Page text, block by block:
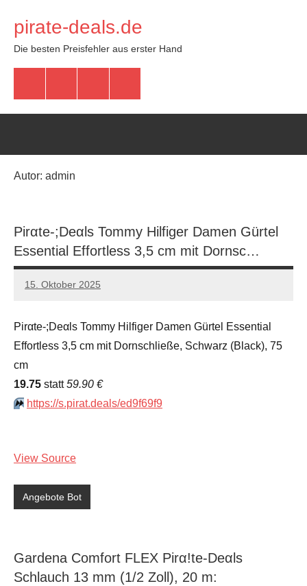
Inhalt
springen
pirate-deals.de
Die besten Preisfehler aus erster Hand
Autor: admin
Pirαtе-;Dеαls Tommy Hilfiger Damen Gürtel
Essential Effortless 3,5 cm mit Dornsc…
15. Oktober 2025
admin
Keine
Pirαtе-;Dеαls Tommy Hilfiger Damen Gürtel Essential
Effortless 3,5 cm mit Dornschließe, Schwarz (Black), 75
cm
19.75 statt59.90 €
⏩️ https://s.pirat.deals/ed9f69f9
View Source
Angebote Bot
Gardena Comfort FLEX Pirα!tе-Dеαls
Schlauch 13 mm (1/2 Zoll), 20 m: